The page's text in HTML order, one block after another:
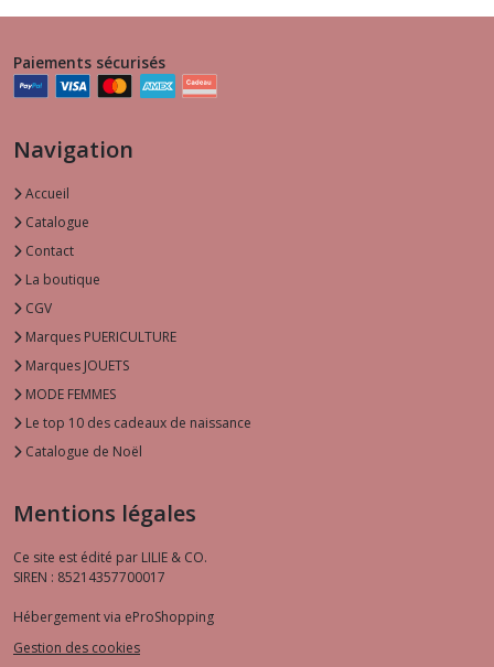
Paiements sécurisés
Navigation
Accueil
Catalogue
Contact
La boutique
CGV
Marques PUERICULTURE
Marques JOUETS
MODE FEMMES
Le top 10 des cadeaux de naissance
Catalogue de Noël
Mentions légales
Ce site est édité par LILIE & CO.
SIREN : 85214357700017
Hébergement via eProShopping
Gestion des cookies